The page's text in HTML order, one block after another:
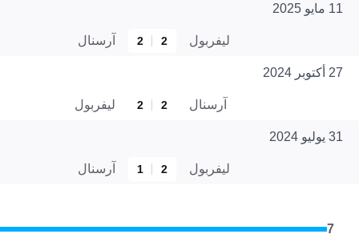
11 مايو 2025
ليفربول 2
2 آرسنال
27 أكتوبر 2024
آرسنال 2
2 ليفربول
31 يوليو 2024
ليفربول 2
1 آرسنال
7